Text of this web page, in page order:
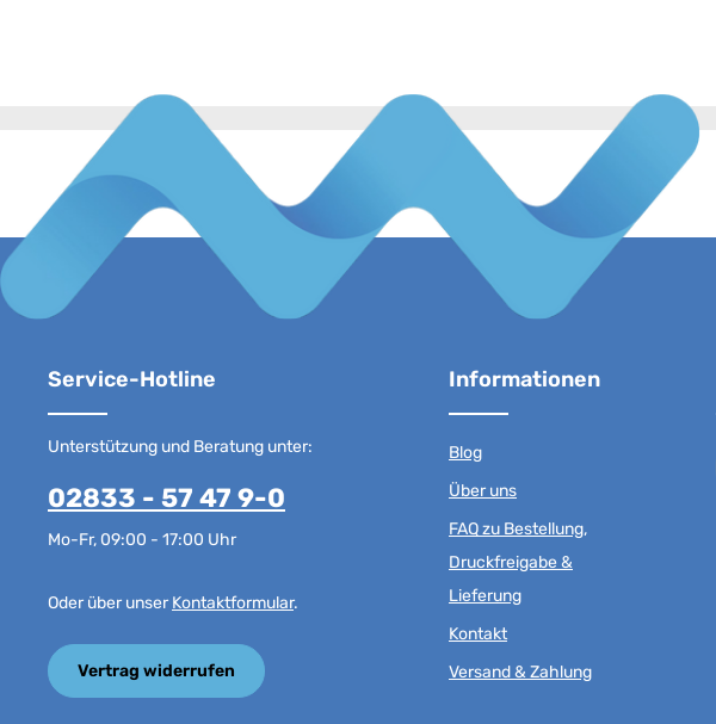
Service-Hotline
Unterstützung und Beratung unter:
02833 - 57 47 9-0
Mo-Fr, 09:00 - 17:00 Uhr
Oder über unserKontaktformular.
Vertrag widerrufen
Informationen
Blog
Über uns
FAQ zu Bestellung,
Druckfreigabe &
Lieferung
Kontakt
Versand & Zahlung